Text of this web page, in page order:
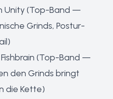
Unity (Top-Band —
Grinds, Postur-
(Top-Band —
den Grinds bringt
die Kette)